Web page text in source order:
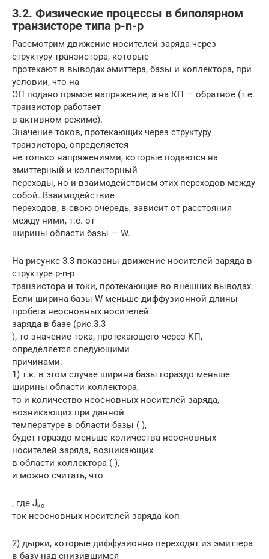
3.2. Физические процессы в биполярном
транзисторе типа p-n-p
Рассмотрим движение носителей заряда через
структуру транзистора, которые
протекают в выводах эмиттера, базы и коллектора, при
условии, что на
ЭП подано прямое напряжение, а на КП — обратное (т.е.
транзистор работает
в активном режиме).
Значение токов, протекающих через структуру
транзистора, определяется
не только напряжениями, которые подаются на
эмиттерный и коллекторный
переходы, но и взаимодействием этих переходов между
собой. Взаимодействие
переходов, в свою очередь, зависит от расстояния
между ними, т.е. от
ширины области базы — W.
На рисунке 3.3 показаны движение носителей заряда в
структуре p-n-p
транзистора и токи, протекающие во внешних выводах.
Если ширина базы W меньше диффузионной длины
пробега неосновных носителей
заряда в базе (рис.3.3
), то значение тока, протекающего через КП,
определяется следующими
причинами:
1) т.к. в этом случае ширина базы гораздо меньше
ширины области коллектора,
то и количество неосновных носителей заряда,
возникающих при данной
температуре в области базы ( ),
будет гораздо меньше количества неосновных
носителей заряда, возникающих
в области коллектора ( ),
и можно считать, что
, где Jko
ток неосновных носителей заряда koп
2) дырки, которые диффузионно переходят из эмиттера
в базу над снизившимся